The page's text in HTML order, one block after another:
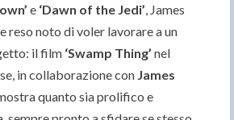
e ‘Dawn of the Jedi’, James
reso noto di voler lavorare a un
il film ‘Swamp Thing’ nel
in collaborazione con James
quanto sia prolifico e